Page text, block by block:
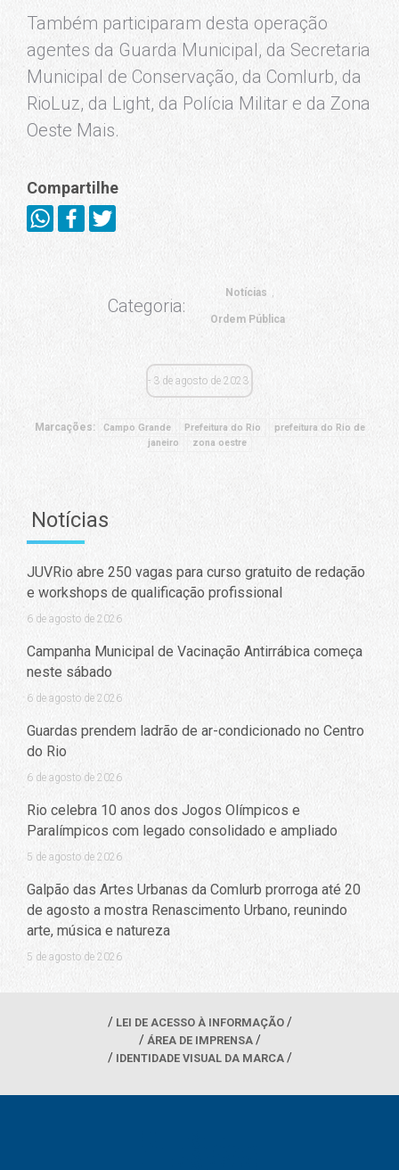
Também participaram desta operação
agentes da Guarda Municipal, da Secretaria
Municipal de Conservação, da Comlurb, da
RioLuz, da Light, da Polícia Militar e da Zona
Oeste Mais.
Compartilhe
Categoria:
Notícias
Ordem Pública
3 de agosto de 2023
Marcações: Campo Grande Prefeitura do Rio
prefeitura do Rio de
janeiro
zona oestre
Notícias
JUVRio abre 250 vagas para curso gratuito de redação
e workshops de qualificação profissional
6 de agosto de 2026
Campanha Municipal de Vacinação Antirrábica começa
neste sábado
6 de agosto de 2026
Guardas prendem ladrão de ar-condicionado no Centro
do Rio
6 de agosto de 2026
Rio celebra 10 anos dos Jogos Olímpicos e
Paralímpicos com legado consolidado e ampliado
5 de agosto de 2026
Galpão das Artes Urbanas da Comlurb prorroga até 20
de agosto a mostra Renascimento Urbano, reunindo
arte, música e natureza
5 de agosto de 2026
LEI DE ACESSO À INFORMAÇÃO
ÁREA DE IMPRENSA
IDENTIDADE VISUAL DA MARCA